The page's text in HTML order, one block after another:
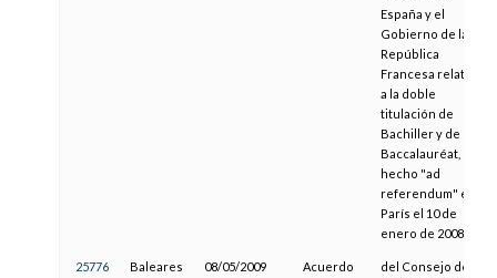
España y el
Gobierno de la
República
Francesa relativo
a la doble
titulación de
Bachiller y de
Baccalauréat,
hecho "ad
referendum" en
París el 10 de
enero de 2008
25776 Baleares 08/05/2009 Acuerdo
del Consejo de